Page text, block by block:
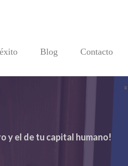
Blog Contacto
y el de tu capital humano!